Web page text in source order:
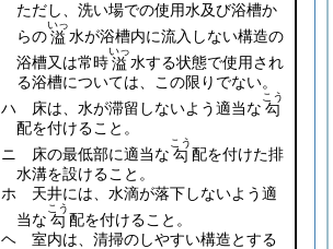
ただし、洗い場での使用水及び浴槽か
らの溢
いっ
水が浴槽内に流入しない構造の
浴槽又は常時溢
いっ
水する状態で使用され
る浴槽については、この限りでない。
ハ 床は、水が滞留しないよう適当な 勾
こう
配を付けること。
ニ 床の最低部に適当な 勾
こう
配を付けた排
水溝を設けること。
ホ 天井には、水滴が落下しないよう適
当な 勾
こう
配を付けること。
ヘ 室内は、清掃のしやすい構造とする